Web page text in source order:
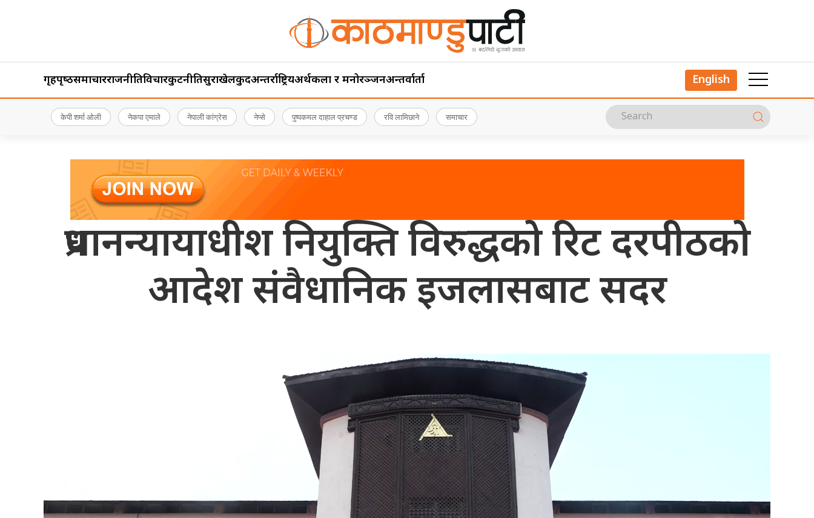
गृहपृष्‍ठसमाचारराजनीतिविचारकुटनीतिसुरक्षाखेलकुदअन्तर्राष्ट्रियअर्थकला र मनोरञ्जनअन्तर्वार्ता English
केपी शर्मा ओली नेकपा एमाले नेपाली कांग्रेस नेप्से पुष्पकमल दाहाल प्रचण्ड रवि लामिछाने समाचार
प्रधानन्यायाधीश नियुक्ति विरुद्धको रिट दरपीठको
आदेश संवैधानिक इजलासबाट सदर